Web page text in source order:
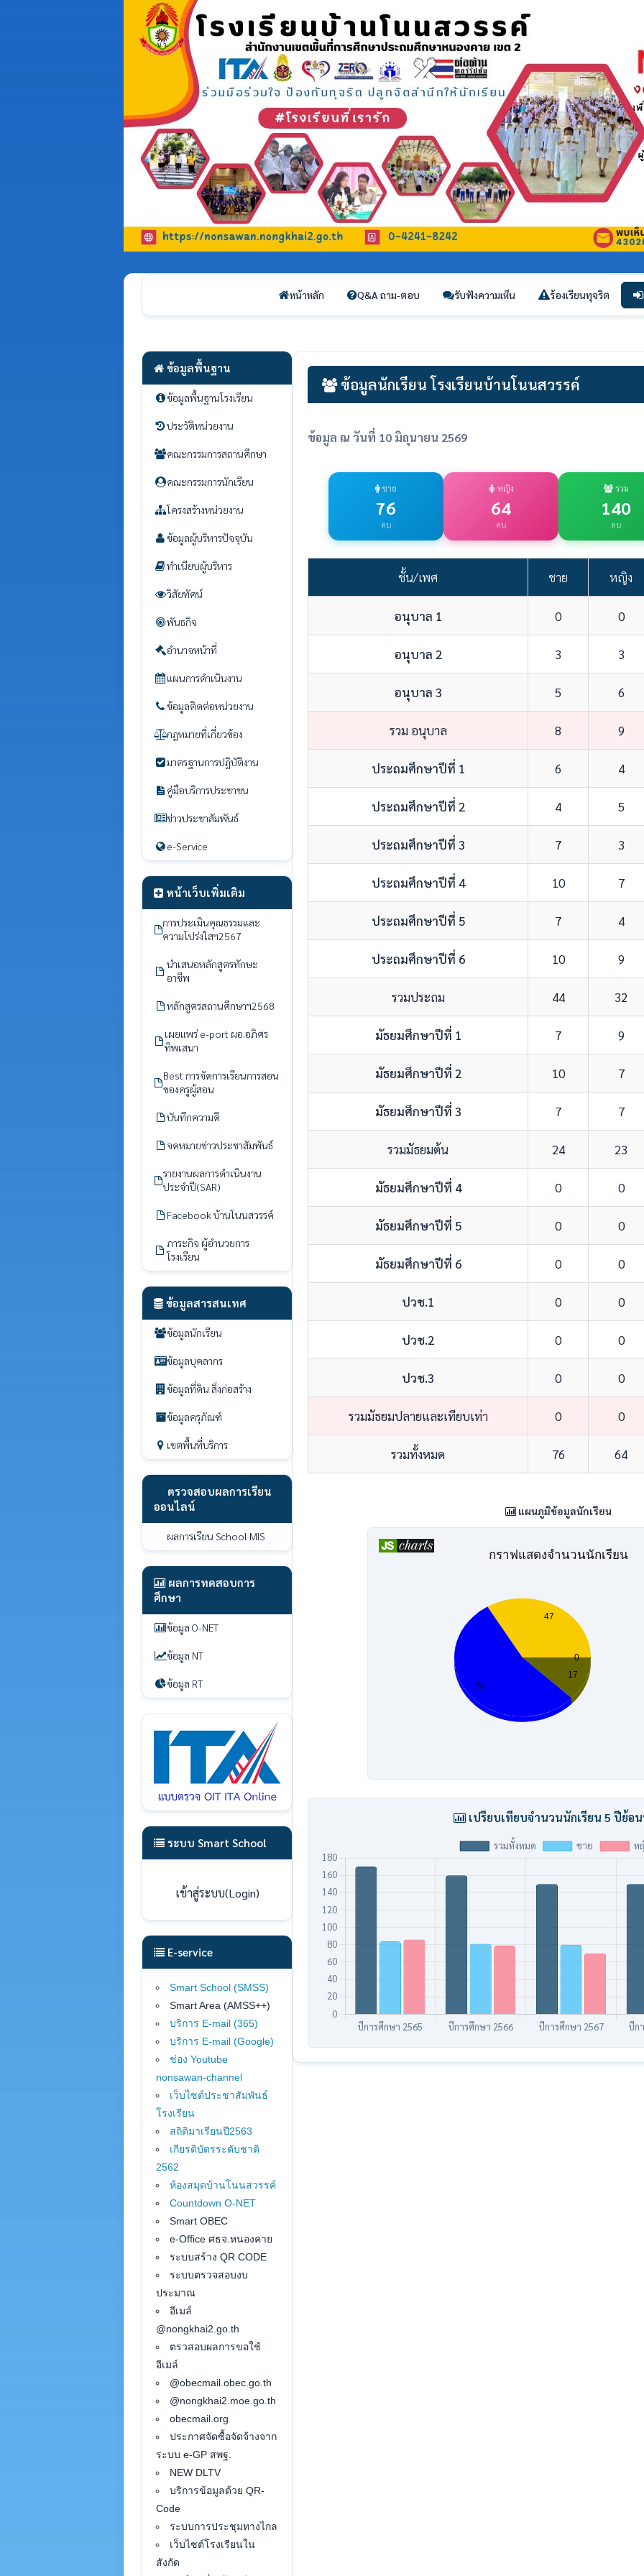
หน้าหลัก Q&A ถาม-ตอบ รับฟังความเห็น ร้องเรียนทุจริต
ข้อมูลพื้นฐาน
ข้อมูลพื้นฐานโรงเรียน
ประวัติหน่วยงาน
คณะกรรมการสถานศึกษา
คณะกรรมการนักเรียน
โครงสร้างหน่วยงาน
ข้อมูลผู้บริหารปัจจุบัน
ทำเนียบผู้บริหาร
วิสัยทัศน์
พันธกิจ
อำนาจหน้าที่
แผนการดำเนินงาน
ข้อมูลติดต่อหน่วยงาน
กฎหมายที่เกี่ยวข้อง
มาตรฐานการปฏิบัติงาน
คู่มือบริการประชาชน
ข่าวประชาสัมพันธ์
e-Service
หน้าเว็บเพิ่มเติม
การประเมินคุณธรรมและ
ความโปร่งใสฯ2567
นำเสนอหลักสูตรทักษะ
อาชีพ
หลักสูตรสถานศึกษาฯ2568
เผยแพร่ e-port ผอ.อภิศร
ทิพเสนา
Best การจัดการเรียนการสอน
ของครูผู้สอน
บันทึกความดี
จดหมายข่าวประชาสัมพันธ์
รายงานผลการดำเนินงาน
ประจำปี(SAR)
Facebook บ้านโนนสวรรค์
ภาระกิจ ผู้อำนวยการ
โรงเรียน
ข้อมูลสารสนเทศ
ข้อมูลนักเรียน
ข้อมูลบุคลากร
ข้อมูลที่ดิน สิ่งก่อสร้าง
ข้อมูลครุภัณฑ์
เขตพื้นที่บริการ
ตรวจสอบผลการเรียน
ออนไลน์
ผลการเรียน School MIS
ผลการทดสอบการ
ศึกษา
ข้อมูล O-NET
ข้อมูล NT
ข้อมูล RT
ระบบ Smart School
เข้าสู่ระบบ(Login)
E-service
Smart School (SMSS)
Smart Area (AMSS++)
บริการ E-mail (365)
บริการ E-mail (Google)
ช่อง Youtube
nonsawan-channel
เว็บไซต์ประชาสัมพันธ์
โรงเรียน
สถิติมาเรียนปี2563
เกียรติบัตรระดับชาติ
2562
ห้องสมุดบ้านโนนสวรรค์
Countdown O-NET
Smart OBEC
e-Office ศธจ.หนองคาย
ระบบสร้าง QR CODE
ระบบตรวจสอบงบ
ประมาณ
อีเมล์
@nongkhai2.go.th
ตรวสอบผลการขอใช้
อีเมล์
@obecmail.obec.go.th
@nongkhai2.moe.go.th
obecmail.org
ประกาศจัดซื้อจัดจ้างจาก
ระบบ e-GP สพฐ.
NEW DLTV
บริการข้อมูลด้วย QR-
Code
ระบบการประชุมทางไกล
เว็บไซต์โรงเรียนใน
สังกัด
ข้อมูลนักเรียน โรงเรียนบ้านโนนสวรรค์
ข้อมูล ณ วันที่ 10 มิถุนายน 2569
ชาย
76
คน
หญิง
64
คน
รวม
140
คน
ชั้น/เพศ ชาย หญิง
อนุบาล 1 0 0
อนุบาล 2 3 3
อนุบาล 3 5 6
รวม อนุบาล 8 9
ประถมศึกษาปีที่ 1 6 4
ประถมศึกษาปีที่ 2 4 5
ประถมศึกษาปีที่ 3 7 3
ประถมศึกษาปีที่ 4 10 7
ประถมศึกษาปีที่ 5 7 4
ประถมศึกษาปีที่ 6 10 9
รวมประถม 44 32
มัธยมศึกษาปีที่ 1 7 9
มัธยมศึกษาปีที่ 2 10 7
มัธยมศึกษาปีที่ 3 7 7
รวมมัธยมต้น 24 23
มัธยมศึกษาปีที่ 4 0 0
มัธยมศึกษาปีที่ 5 0 0
มัธยมศึกษาปีที่ 6 0 0
ปวช.1 0 0
ปวช.2 0 0
ปวช.3 0 0
รวมมัธยมปลายและเทียบเท่า 0 0
รวมทั้งหมด 76 64
แผนภูมิข้อมูลนักเรียน
เปรียบเทียบจำนวนนักเรียน 5 ปีย้อ